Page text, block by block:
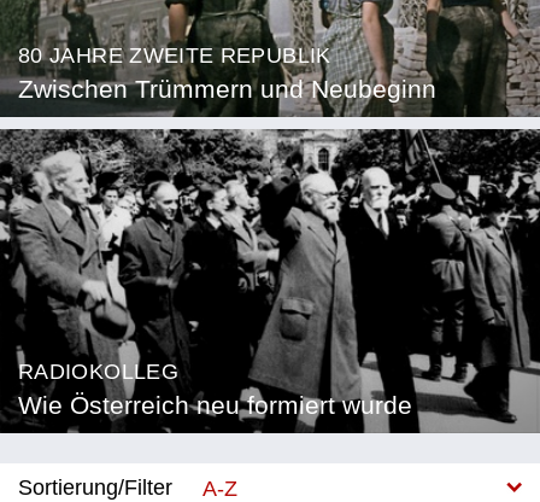
80 JAHRE ZWEITE REPUBLIK
Zwischen Trümmern und Neubeginn
RADIOKOLLEG
Wie Österreich neu formiert wurde
Sortierung/Filter
A-Z